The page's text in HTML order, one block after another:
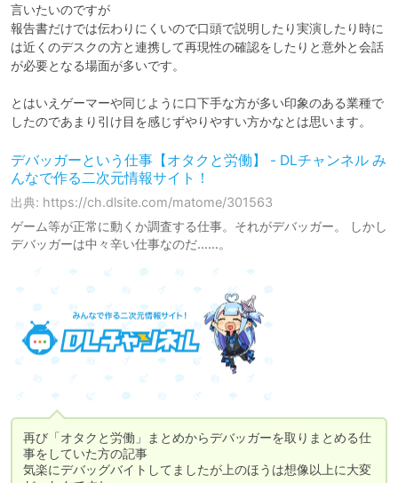
言いたいのですが
報告書だけでは伝わりにくいので口頭で説明したり実演したり時に
は近くのデスクの方と連携して再現性の確認をしたりと意外と会話
が必要となる場面が多いです。
とはいえゲーマーや同じように口下手な方が多い印象のある業種で
したのであまり引け目を感じずやりやすい方かなとは思います。
デバッガーという仕事【オタクと労働】 - DLチャンネル み
んなで作る二次元情報サイト！
出典: https://ch.dlsite.com/matome/301563
ゲーム等が正常に動くか調査する仕事。それがデバッガー。 しかし
デバッガーは中々辛い仕事なのだ……。
再び「オタクと労働」まとめからデバッガーを取りまとめる仕
事をしていた方の記事
気楽にデバッグバイトしてましたが上のほうは想像以上に大変